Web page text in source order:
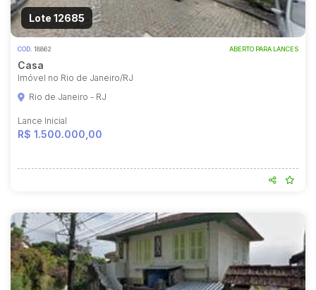
Lote 12685
COD. 18862 ABERTO PARA LANCES
Casa
Imóvel no Rio de Janeiro/RJ
Rio de Janeiro - RJ
Lance Inicial
R$ 1.500.000,00